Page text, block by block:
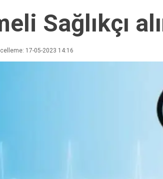
Sağlıkçı
17-05-2023 14:16